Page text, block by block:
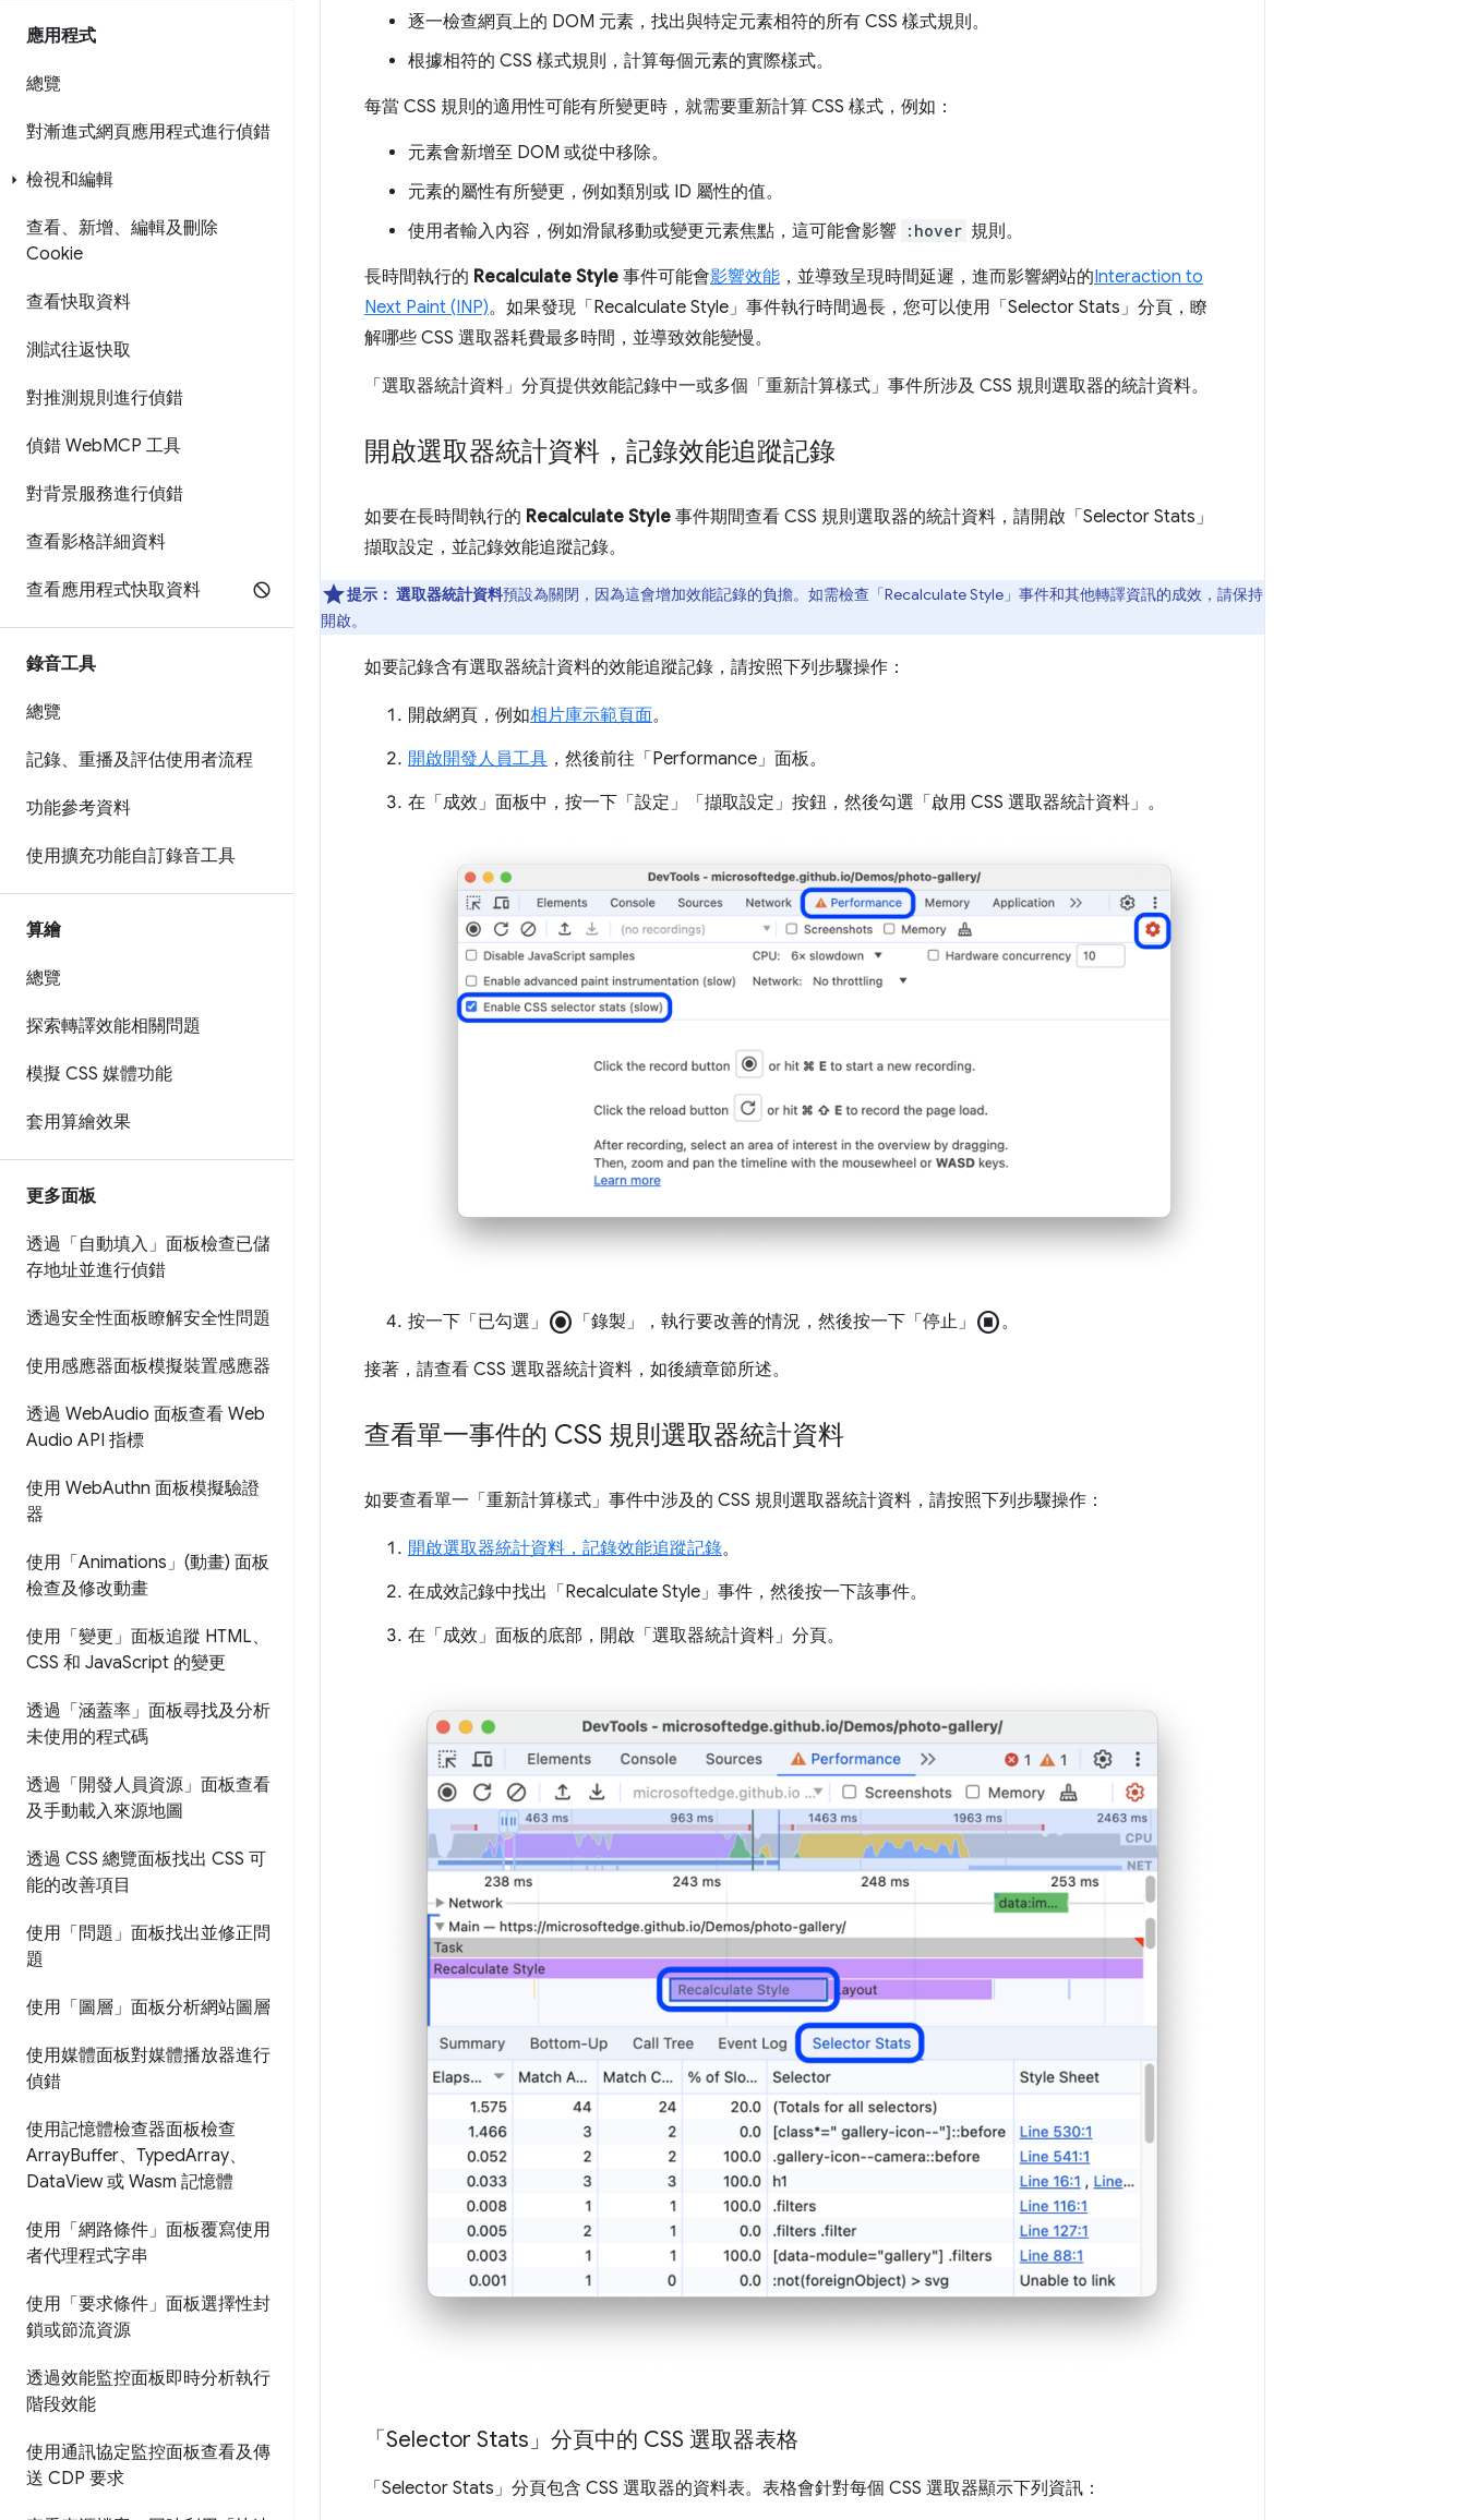
應用程式
總覽
對漸進式網頁應用程式進行偵錯
檢視和編輯
查看、新增、編輯及刪除
Cookie
查看快取資料
測試往返快取
對推測規則進行偵錯
偵錯 WebMCP 工具
對背景服務進行偵錯
查看影格詳細資料
查看應用程式快取資料
錄音工具
總覽
記錄、重播及評估使用者流程
功能參考資料
使用擴充功能自訂錄音工具
算繪
總覽
探索轉譯效能相關問題
模擬 CSS 媒體功能
套用算繪效果
更多面板
透過「自動填入」面板檢查已儲
存地址並進行偵錯
透過安全性面板瞭解安全性問題
使用感應器面板模擬裝置感應器
透過 WebAudio 面板查看 Web
Audio API 指標
使用 WebAuthn 面板模擬驗證
器
使用「Animations」(動畫) 面板
檢查及修改動畫
使用「變更」面板追蹤 HTML、
CSS 和 JavaScript 的變更
透過「涵蓋率」面板尋找及分析
未使用的程式碼
透過「開發人員資源」面板查看
及手動載入來源地圖
透過 CSS 總覽面板找出 CSS 可
能的改善項目
使用「問題」面板找出並修正問
題
使用「圖層」面板分析網站圖層
使用媒體面板對媒體播放器進行
偵錯
使用記憶體檢查器面板檢查
ArrayBuffer、TypedArray、
DataView 或 Wasm 記憶體
使用「網路條件」面板覆寫使用
者代理程式字串
使用「要求條件」面板選擇性封
鎖或節流資源
透過效能監控面板即時分析執行
階段效能
使用通訊協定監控面板查看及傳
送 CDP 要求
逐一檢查網頁上的 DOM 元素，找出與特定元素相符的所有 CSS 樣式規則。
根據相符的 CSS 樣式規則，計算每個元素的實際樣式。
每當 CSS 規則的適用性可能有所變更時，就需要重新計算 CSS 樣式，例如：
元素會新增至 DOM 或從中移除。
元素的屬性有所變更，例如類別或 ID 屬性的值。
使用者輸入內容，例如滑鼠移動或變更元素焦點，這可能會影響 :hover 規則。
長時間執行的 Recalculate Style 事件可能會影響效能 ，並導致呈現時間延遲，進而影響網站的Interaction to
Next Paint (INP)。如果發現「Recalculate Style」 事件執行時間過長，您可以使用「Selector Stats」 分頁，瞭
解哪些 CSS 選取器耗費最多時間，並導致效能變慢。
「選取器統計資料」 分頁提供效能記錄中一或多個「重新計算樣式」 事件所涉及 CSS 規則選取器的統計資料。
開啟選取器統計資料，記錄效能追蹤記錄
如要在長時間執行的 Recalculate Style 事件期間查看 CSS 規則選取器的統計資料，請開啟「Selector Stats」
擷取設定，並記錄效能追蹤記錄。
提示： 選取器統計資料預設為關閉，因為這會增加效能記錄的負擔。如需檢查「Recalculate Style」 事件和其他轉譯資訊的成效，請保持
開啟。
如要記錄含有選取器統計資料的效能追蹤記錄，請按照下列步驟操作：
開啟網頁，例如相片庫示範頁面。
開啟開發人員工具 ，然後前往「Performance」 面板。
在「成效」 面板中，按一下「設定」 「擷取設定」按鈕，然後勾選「啟用 CSS 選取器統計資料」 。
按一下「已勾選」 radio_button_checked 「錄製」，執行要改善的情況，然後按一下「停止」 stop_circle。
接著，請查看 CSS 選取器統計資料，如後續章節所述。
查看單一事件的 CSS 規則選取器統計資料
如要查看單一「重新計算樣式」 事件中涉及的 CSS 規則選取器統計資料，請按照下列步驟操作：
開啟選取器統計資料，記錄效能追蹤記錄。
在成效記錄中找出「Recalculate Style」 事件，然後按一下該事件。
在「成效」 面板的底部，開啟「選取器統計資料」 分頁。
「Selector Stats」分頁中的 CSS 選取器表格
「Selector Stats」 分頁包含 CSS 選取器的資料表。表格會針對每個 CSS 選取器顯示下列資訊：